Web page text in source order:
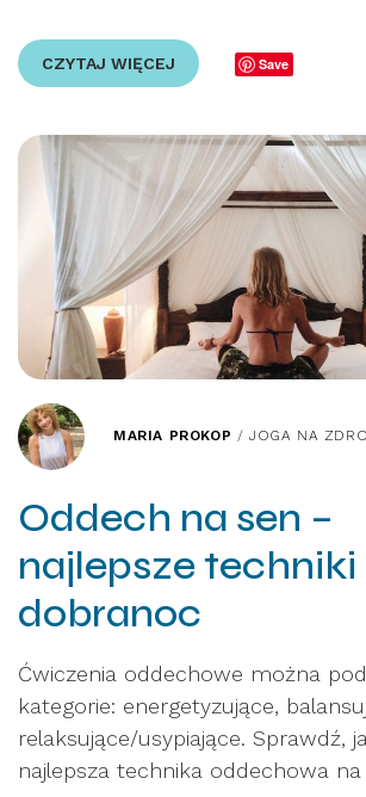
CZYTAJ WIĘCEJ Save
MARIA PROKOP /JOGA NA
Oddech na sen –
najlepsze techniki
dobranoc
Ćwiczenia oddechowe można
kategorie: energetyzujące,
relaksujące/usypiające. Sprawdź,
najlepsza technika oddechowa na